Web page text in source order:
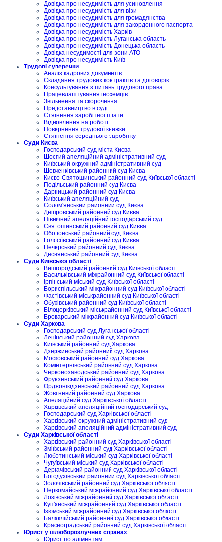
Довідка про несудимість для усиновлення
Довідка про несудимість для візи
Довідка про несудимість для громадянства
Довідка про несудимість для закордонного паспорта
Довідка про несудимість Харків
Довідка про несудимість Луганська область
Довідка про несудимість Донецька область
Довідка несудимості для зони АТО
Довідка про несудимість Київ
Трудові суперечки
Аналіз кадрових документів
Складання трудових контрактів та договорів
Консультування з питань трудового права
Працевлаштування іноземців
Звільнення та скорочення
Представництво в суді
Стягнення заробітної плати
Відновлення на роботі
Повернення трудової книжки
Стягнення середнього заробітку
Суди Києва
Господарський суд міста Києва
Шостий апеляційний адміністративний суд
Київський окружний адміністративний суд
Шевченківський районний суд Києва
Києво-Святошинський районний суд Київської області
Подільський районний суд Києва
Дарницький районний суд Києва
Київський апеляційний суд
Солом'янський районний суд Києва
Дніпровський районний суд Києва
Північний апеляційний господарський суд
Святошинський районний суд Києва
Оболонський районний суд Києва
Голосіївський районний суд Києва
Печерський районний суд Києва
Деснянський районний суд Києва
Суди Київської області
Вишгородський районний суд Київської області
Васильківський міжрайонний суд Київської області
Ірпінський міський суд Київської області
Бориспільський міжрайонний суд Київської області
Фастівський міськрайонний суд Київської області
Обухівський районний суд Київської області
Білоцерківський міськрайонний суд Київської області
Броварський міжрайонний суд Київської області
Суди Харкова
Господарський суд Луганської області
Ленінський районний суд Харкова
Київський районний суд Харкова
Дзержинський районний суд Харкова
Московський районний суд Харкова
Комінтернівський районний суд Харкова
Червонозаводський районний суд Харкова
Фрунзенський районний суд Харкова
Орджонікідзевський районний суд Харкова
Жовтневий районний суд Харкова
Апеляційний суд Харківської області
Харківський апеляційний господарський суд
Господарський суд Харківської області
Харківський окружний адміністративний суд
Харківський апеляційний адміністративний суд
Суди Харківської області
Харківський районний суд Харківської області
Зміївський районний суд Харківської області
Люботинський міський суд Харківської області
Чугуївський міський суд Харківської області
Дергачівський районний суд Харківської області
Богодухівський районний суд Харківської області
Золочівський районний суд Харківської області
Первомайський міжрайонний суд Харківської області
Лозівський міжрайонний суд Харківської області
Куп'янський міжрайонний суд Харківської області
Ізюмський міжрайонний суд Харківської області
Балаклійський районний суд Харківської області
Красноградський районний суд Харківської області
Юрист у шлюборозлучних справах
Юрист по аліментам